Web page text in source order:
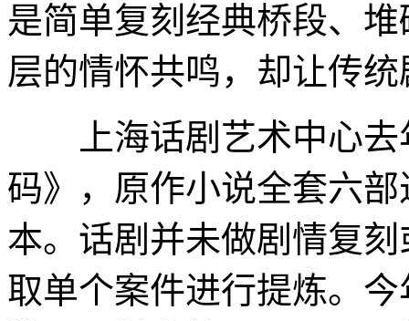
是简单复刻经典桥段、
层的情怀共鸣，却让传
上海话剧艺术中心去
码》，原作小说全套六
本。话剧并未做剧情复
取单个案件进行提炼。